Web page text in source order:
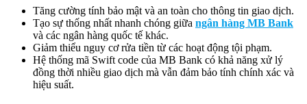
Tăng cường tính bảo mật và an toàn cho thông tin giao dịch.
Tạo sự thống nhất nhanh chóng giữa ngân hàng MB Bank
và các ngân hàng quốc tế khác.
Giảm thiểu nguy cơ rửa tiền từ các hoạt động tội phạm.
Hệ thống mã Swift code của MB Bank có khả năng xử lý
đồng thời nhiều giao dịch mà vẫn đảm bảo tính chính xác và
hiệu suất.